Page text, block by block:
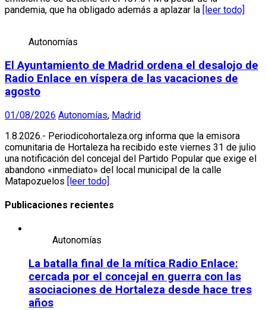
pandemia, que ha obligado además a aplazar la [leer todo]
Autonomías
El Ayuntamiento de Madrid ordena el desalojo de
Radio Enlace en víspera de las vacaciones de
agosto
01/08/2026 Autonomías, Madrid
1.8.2026.- Periodicohortaleza.org informa que la emisora
comunitaria de Hortaleza ha recibido este viernes 31 de julio
una notificación del concejal del Partido Popular que exige el
abandono «inmediato» del local municipal de la calle
Matapozuelos [leer todo]
Publicaciones recientes
Autonomías
La batalla final de la mítica Radio Enlace:
cercada por el concejal en guerra con las
asociaciones de Hortaleza desde hace tres
años